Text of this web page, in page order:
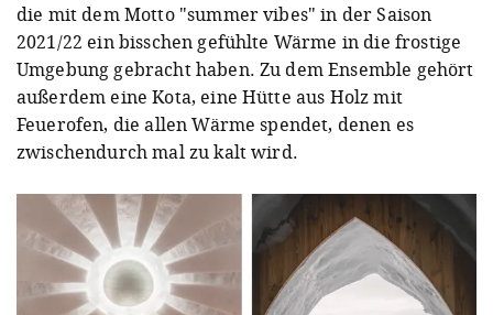
die mit dem Motto "summer vibes" in der Saison
2021/22 ein bisschen gefühlte Wärme in die frostige
Umgebung gebracht haben. Zu dem Ensemble gehört
außerdem eine Kota, eine Hütte aus Holz mit
Feuerofen, die allen Wärme spendet, denen es
zwischendurch mal zu kalt wird.